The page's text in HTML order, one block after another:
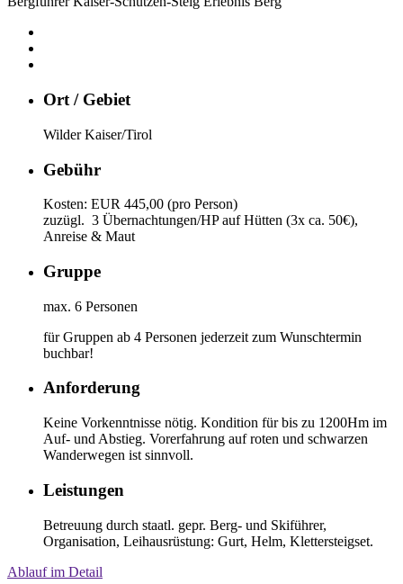
Ort / Gebiet
Wilder Kaiser/Tirol
Gebühr
Kosten: EUR 445,00 (pro Person)
zuzügl. 3 Übernachtungen/HP auf Hütten (3x ca. 50€),
Anreise & Maut
Gruppe
max. 6 Personen
für Gruppen ab 4 Personen jederzeit zum Wunschtermin
buchbar!
Anforderung
Keine Vorkenntnisse nötig. Kondition für bis zu 1200Hm im
Auf- und Abstieg. Vorerfahrung auf roten und schwarzen
Wanderwegen ist sinnvoll.
Leistungen
Betreuung durch staatl. gepr. Berg- und Skiführer,
Organisation, Leihausrüstung: Gurt, Helm, Klettersteigset.
Ablauf im Detail